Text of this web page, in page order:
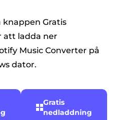
Gratis
att ladda ner
Music Converter på
dator.
Gratis
nedladdning